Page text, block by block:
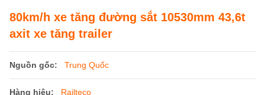
80km/h xe tăng đường sắt 10530mm 43,6t
axit xe tăng trailer
Nguồn gốc: Trung Quốc
Hàng hiệu: Railteco